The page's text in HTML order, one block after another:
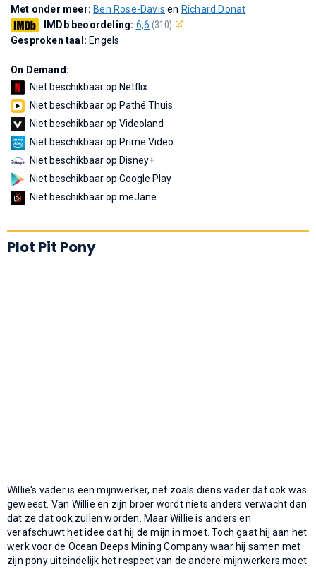
Met onder meer: Ben Rose-Davis en Richard Donat
IMDb beoordeling: 6,6 (310)
Gesproken taal: Engels
On Demand:
Niet beschikbaar op Netflix
Niet beschikbaar op Pathé Thuis
Niet beschikbaar op Videoland
Niet beschikbaar op Prime Video
Niet beschikbaar op Disney+
Niet beschikbaar op Google Play
Niet beschikbaar op meJane
Plot Pit Pony
Willie's vader is een mijnwerker, net zoals diens vader dat ook was
geweest. Van Willie en zijn broer wordt niets anders verwacht dan
dat ze dat ook zullen worden. Maar Willie is anders en
verafschuwt het idee dat hij de mijn in moet. Toch gaat hij aan het
werk voor de Ocean Deeps Mining Company waar hij samen met
zijn pony uiteindelijk het respect van de andere mijnwerkers moet